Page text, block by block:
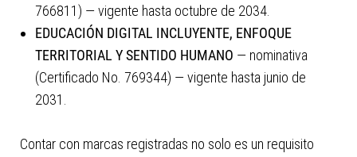
766811) — vigente hasta octubre de 2034.
EDUCACIÓN DIGITAL INCLUYENTE, ENFOQUE
TERRITORIAL Y SENTIDO HUMANO — nominativa
(Certificado No. 769344) — vigente hasta junio de
2031.
Contar con marcas registradas no solo es un requisito